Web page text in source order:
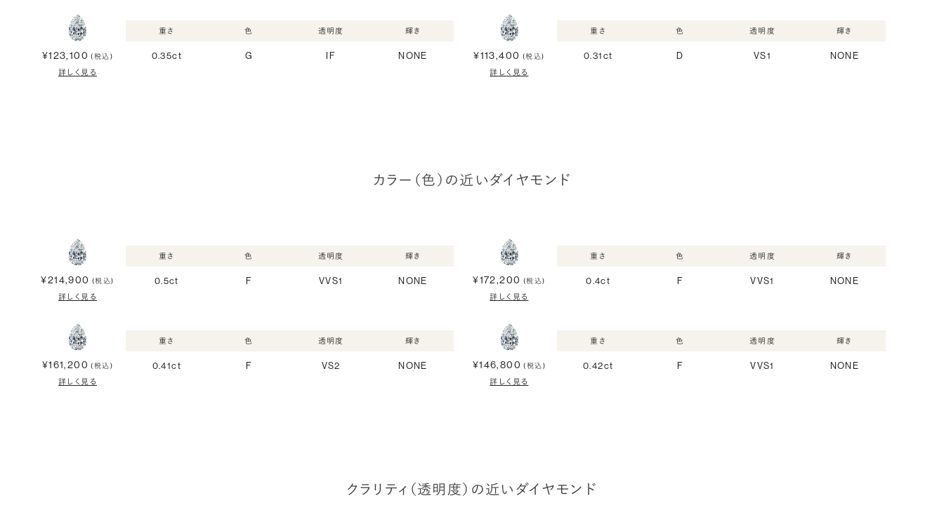
¥123,100 (税込)
詳しく見る
重さ
0.35ct
色
G
透明度
IF
輝き
NONE ¥113,400 (税込)
詳しく見る
重さ
0.31ct
色
D
透明度
VS1
輝き
NONE
カラー（色）の近いダイヤモンド
¥214,900 (税込)
詳しく見る
重さ
0.5ct
色
F
透明度
VVS1
輝き
NONE ¥172,200 (税込)
詳しく見る
重さ
0.4ct
色
F
透明度
VVS1
輝き
NONE
¥161,200 (税込)
詳しく見る
重さ
0.41ct
色
F
透明度
VS2
輝き
NONE ¥146,800 (税込)
詳しく見る
重さ
0.42ct
色
F
透明度
VVS1
輝き
NONE
クラリティ（透明度）の近いダイヤモンド